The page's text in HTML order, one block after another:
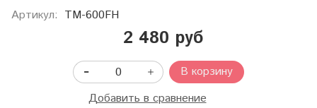
Артикул: TM-600FH
2 480 руб
В корзину
Добавить в сравнение